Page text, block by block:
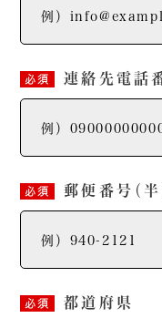
必須 連絡先電話
必須 郵便番号 （
必須 都道府県